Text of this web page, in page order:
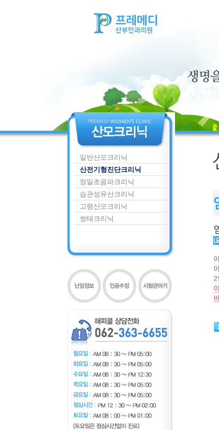
일반산모크리닉
산전기형진단크리닉
정밀초음파크리닉
습관성유산크리닉
고령산모크리닉
쌍태크리닉